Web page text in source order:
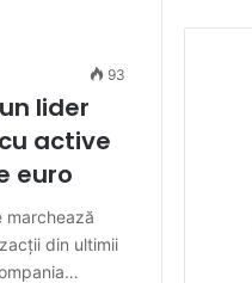
93
lider
active
euro
marchează
din ultimii